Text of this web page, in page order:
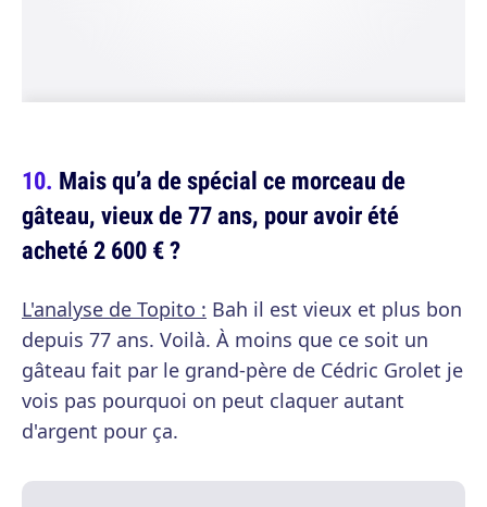
Mais qu’a de spécial ce morceau de
gâteau, vieux de 77 ans, pour avoir été
acheté 2 600 € ?
L'analyse de Topito : Bah il est vieux et plus bon
depuis 77 ans. Voilà. À moins que ce soit un
gâteau fait par le grand-père de Cédric Grolet je
vois pas pourquoi on peut claquer autant
d'argent pour ça.